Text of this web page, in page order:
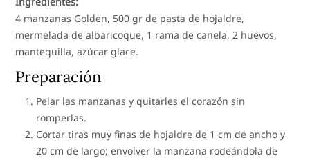
4 manzanas Golden, 500 gr de pasta de hojaldre,
mermelada de albaricoque, 1 rama de canela, 2 huevos,
mantequilla, azúcar glace.
Preparación
Pelar las manzanas y quitarles el corazón sin
romperlas.
Cortar tiras muy finas de hojaldre de 1 cm de ancho y
20 cm de largo; envolver la manzana rodeándola de